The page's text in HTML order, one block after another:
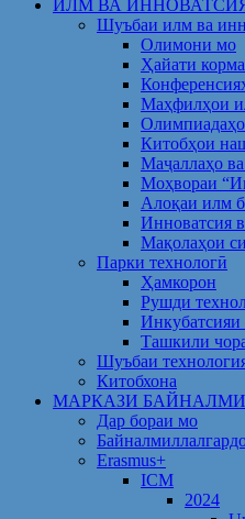
ИЛМ ВА
Шуъбаи илм ва
Олимони мо
Ҳайати
Маҳфилҳои
Китобҳои
Маҷаллаҳо
Моҳвораи
Алоқаи илм
Инноватсия
Мақолаҳои
Парки технологӣ
Ҳамкорон
Рушди
Инкубатсияи
Ташкили
Шуъбаи
Китобхона
МАРКАЗИ
Дар бораи мо
Erasmus+
ICM
2024